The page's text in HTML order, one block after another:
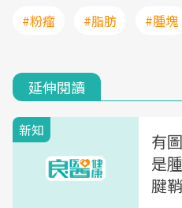
#粉瘤
#脂肪 #腫塊
延伸閱讀
新知
有
是
腱